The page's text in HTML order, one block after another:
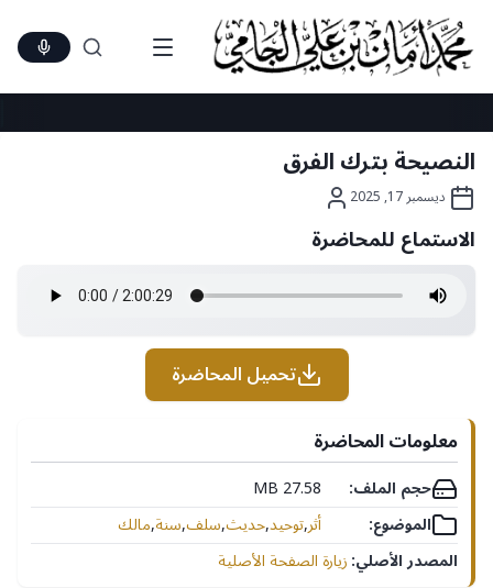
Skip
content
النصيحة بترك الفرق
ديسمبر 17, 2025
الاستماع للمحاضرة
تحميل المحاضرة
معلومات المحاضرة
حجم الملف:
27.58 MB
الموضوع:
أثر,توحيد,حديث,سلف,سنة,مالك
المصدر الأصلي:زيارة الصفحة الأصلية